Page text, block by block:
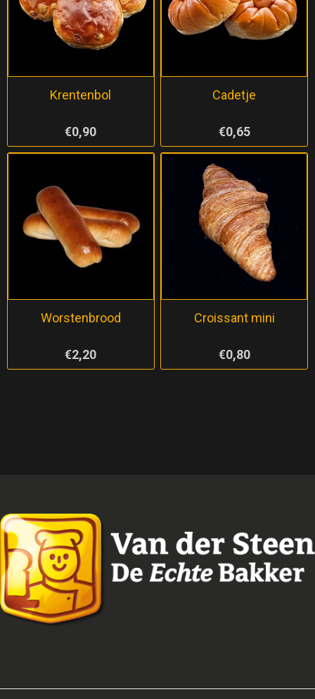
Krentenbol
€0,90
Cadetje
€0,65
Worstenbrood
€2,20
Croissant mini
€0,80